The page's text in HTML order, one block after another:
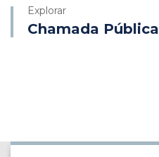
Explorar
Chamada Pública